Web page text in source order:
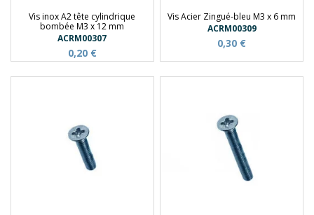
Vis inox A2 tête cylindrique
bombée M3 x 12 mm
ACRM00307
0,20 €
Vis Acier Zingué-bleu M3 x 6 mm
ACRM00309
0,30 €